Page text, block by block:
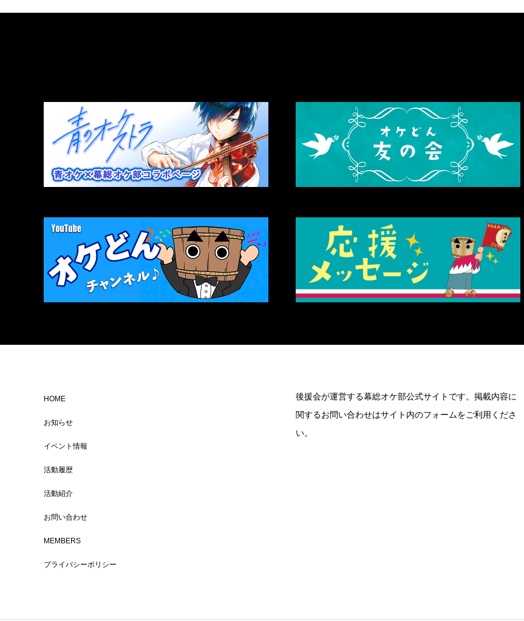
HOME
お知らせ
イベント情報
活動履歴
活動紹介
お問い合わせ
MEMBERS
プライバシーポリシー
後援会が運営する幕総オケ部公式サイトです。掲載内容に
関するお問い合わせはサイト内のフォームをご利用くださ
い。